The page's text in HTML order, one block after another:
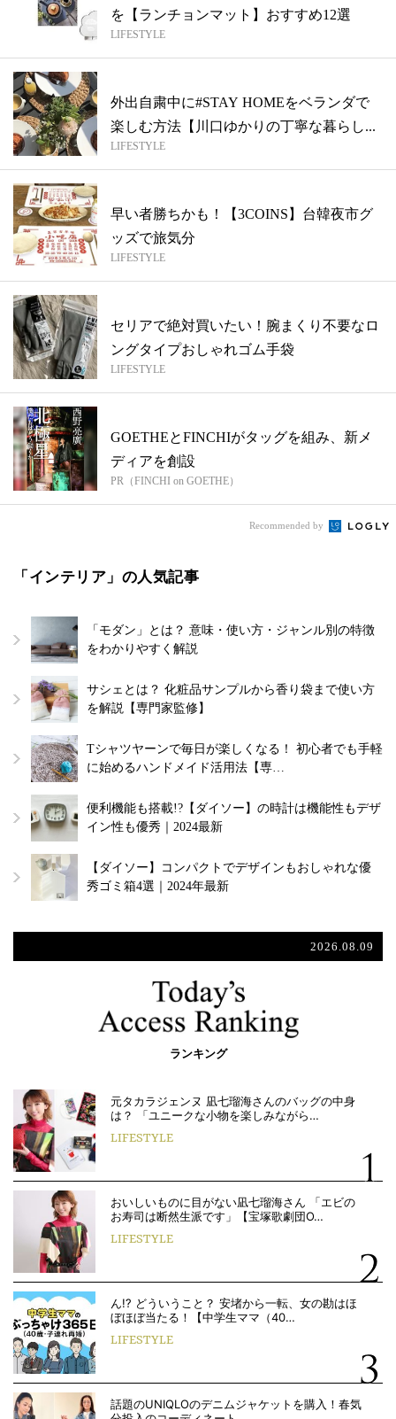
を【ランチョンマット】おすすめ12選
LIFESTYLE
外出自粛中に#STAY HOMEをベランダで
楽しむ方法【川口ゆかりの丁寧な暮らし...
LIFESTYLE
早い者勝ちかも！【3COINS】台韓夜市グ
ッズで旅気分
LIFESTYLE
セリアで絶対買いたい！腕まくり不要なロ
ングタイプおしゃれゴム手袋
LIFESTYLE
GOETHEとFINCHIがタッグを組み、新メ
ディアを創設
PR（FINCHI on GOETHE）
Recommended by
「インテリア」の人気記事
「モダン」とは？ 意味・使い方・ジャンル別の特徴
をわかりやすく解説
サシェとは？ 化粧品サンプルから香り袋まで使い方
を解説【専門家監修】
Tシャツヤーンで毎日が楽しくなる！ 初心者でも手軽
に始めるハンドメイド活用法【専…
便利機能も搭載!?【ダイソー】の時計は機能性もデザ
イン性も優秀｜2024最新
【ダイソー】コンパクトでデザインもおしゃれな優
秀ゴミ箱4選｜2024年最新
2026.08.09
ランキング
元タカラジェンヌ 凪七瑠海さんのバッグの中身
は？ 「ユニークな小物を楽しみながら…
LIFESTYLE
おいしいものに目がない凪七瑠海さん 「エビの
お寿司は断然生派です」【宝塚歌劇団O…
LIFESTYLE
ん!? どういうこと？ 安堵から一転、女の勘はほ
ぼほぼ当たる！【中学生ママ（40…
LIFESTYLE
話題のUNIQLOのデニムジャケットを購入！春気